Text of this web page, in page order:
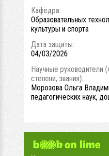
Кафедра:
Образовательных
культуры и спорта
Дата защиты:
04/03/2026
Научные руководители
степени, звания):
Морозова Ольга
педагогических наук,